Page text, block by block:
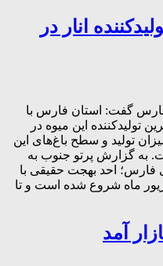
انار در
گفت: استان فارس با
بزرگ‌ترین تولیدکننده این میوه در
تولید و سطح باغ‌های این
به گزارش پرتو جنوب به
فارس؛ احد بهجت حقیقی با
ماه شروع شده است و تا
آمد